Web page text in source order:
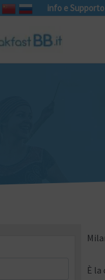
info e Supporto
È